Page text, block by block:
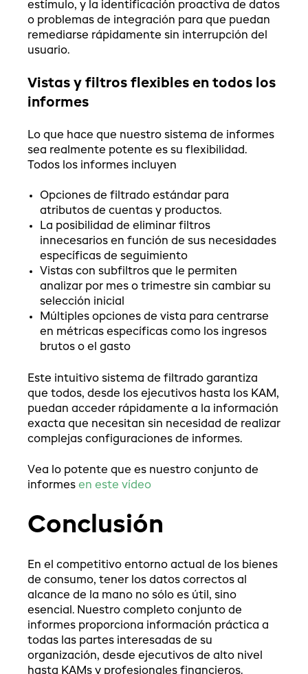
estímulo, y la identificación proactiva de datos
o problemas de integración para que puedan
remediarse rápidamente sin interrupción del
usuario.
Vistas y filtros flexibles en todos los
informes
Lo que hace que nuestro sistema de informes
sea realmente potente es su flexibilidad.
Todos los informes incluyen
Opciones de filtrado estándar para
atributos de cuentas y productos.
La posibilidad de eliminar filtros
innecesarios en función de sus necesidades
específicas de seguimiento
Vistas con subfiltros que le permiten
analizar por mes o trimestre sin cambiar su
selección inicial
Múltiples opciones de vista para centrarse
en métricas específicas como los ingresos
brutos o el gasto
Este intuitivo sistema de filtrado garantiza
que todos, desde los ejecutivos hasta los KAM,
puedan acceder rápidamente a la información
exacta que necesitan sin necesidad de realizar
complejas configuraciones de informes.
Vea lo potente que es nuestro conjunto de
informes en este vídeo
Conclusión
En el competitivo entorno actual de los bienes
de consumo, tener los datos correctos al
alcance de la mano no sólo es útil, sino
esencial. Nuestro completo conjunto de
informes proporciona información práctica a
todas las partes interesadas de su
organización, desde ejecutivos de alto nivel
hasta KAMs y profesionales financieros.